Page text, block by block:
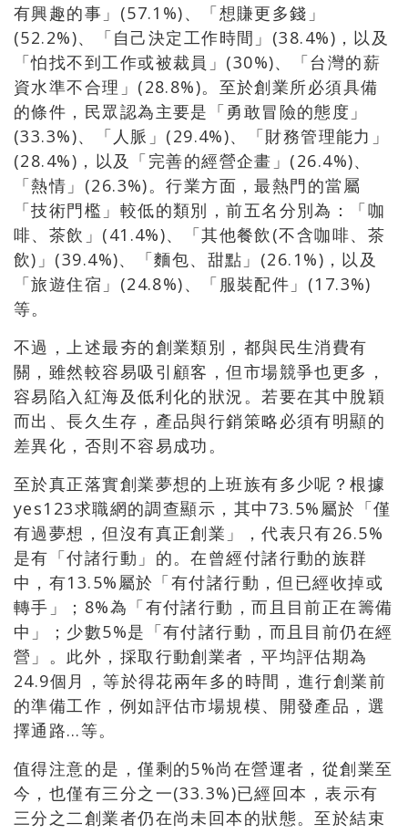
有興趣的事」(57.1%)、「想賺更多錢」
(52.2%)、「自己決定工作時間」(38.4%)，以及
「怕找不到工作或被裁員」(30%)、「台灣的薪
資水準不合理」(28.8%)。至於創業所必須具備
的條件，民眾認為主要是「勇敢冒險的態度」
(33.3%)、「人脈」(29.4%)、「財務管理能力」
(28.4%)，以及「完善的經營企畫」(26.4%)、
「熱情」(26.3%)。行業方面，最熱門的當屬
「技術門檻」較低的類別，前五名分別為：「咖
啡、茶飲」(41.4%)、「其他餐飲(不含咖啡、茶
飲)」(39.4%)、「麵包、甜點」(26.1%)，以及
「旅遊住宿」(24.8%)、「服裝配件」(17.3%)
等。
不過，上述最夯的創業類別，都與民生消費有
關，雖然較容易吸引顧客，但市場競爭也更多，
容易陷入紅海及低利化的狀況。若要在其中脫穎
而出、長久生存，產品與行銷策略必須有明顯的
差異化，否則不容易成功。
至於真正落實創業夢想的上班族有多少呢？根據
yes123求職網的調查顯示，其中73.5%屬於「僅
有過夢想，但沒有真正創業」，代表只有26.5%
是有「付諸行動」的。在曾經付諸行動的族群
中，有13.5%屬於「有付諸行動，但已經收掉或
轉手」；8%為「有付諸行動，而且目前正在籌備
中」；少數5%是「有付諸行動，而且目前仍在經
營」。此外，採取行動創業者，平均評估期為
24.9個月，等於得花兩年多的時間，進行創業前
的準備工作，例如評估市場規模、開發產品，選
擇通路…等。
值得注意的是，僅剩的5%尚在營運者，從創業至
今，也僅有三分之一(33.3%)已經回本，表示有
三分之二創業者仍在尚未回本的狀態。至於結束